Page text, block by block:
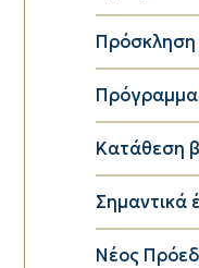
Πρόσκληση
Πρόγραμμα
Κατάθεση
Σημαντικά
Νέος